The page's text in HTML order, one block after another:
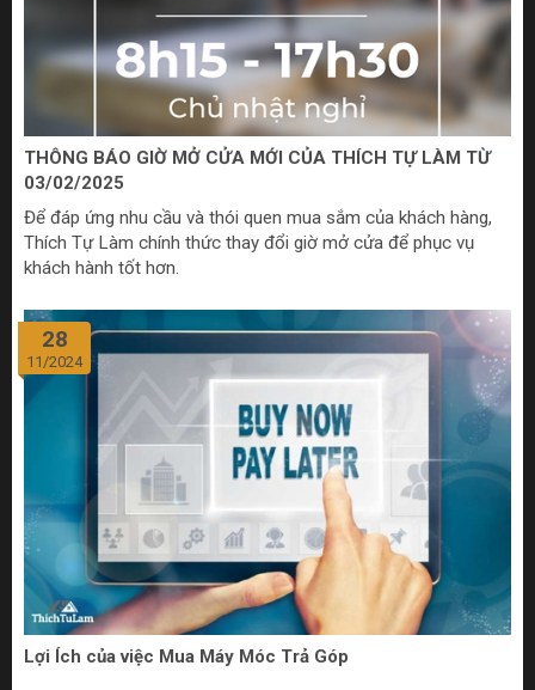
THÔNG BÁO GIỜ MỞ CỬA MỚI CỦA THÍCH TỰ LÀM TỪ
03/02/2025
Để đáp ứng nhu cầu và thói quen mua sắm của khách hàng,
Thích Tự Làm chính thức thay đổi giờ mở cửa để phục vụ
khách hành tốt hơn.
28
11/2024
Lợi Ích của việc Mua Máy Móc Trả Góp